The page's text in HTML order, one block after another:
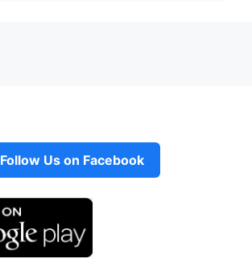
Follow Us on Facebook